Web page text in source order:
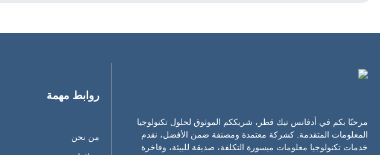
مرحبًا بكم في أدفانس تيك قطر، شريككم الموثوق لحلول تكنولوجيا
المعلومات المتقدمة. كشركة معتمدة ومصنفة ضمن الأفضل، نقدم
خدمات تكنولوجيا معلومات ميسورة التكلفة، صديقة للبيئة، وفاخرة
روابط مهمة
من نحن